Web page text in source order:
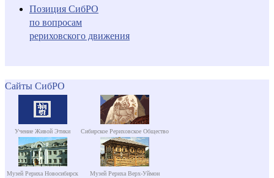
Позиция СибРО
по вопросам
рериховского движения
Сайты СибРО
Учение Живой Этики Сибирское Рериховское Общество
Музей Рериха Новосибирск Музей Рериха Верх-Уймон